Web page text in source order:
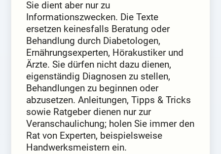
Sie dient aber nur zu
Informationszwecken. Die Texte
ersetzen keinesfalls Beratung oder
Behandlung durch Diabetologen,
Ernährungsexperten, Hörakustiker und
Ärzte. Sie dürfen nicht dazu dienen,
eigenständig Diagnosen zu stellen,
Behandlungen zu beginnen oder
abzusetzen. Anleitungen, Tipps & Tricks
sowie Ratgeber dienen nur zur
Veranschaulichung; holen Sie immer den
Rat von Experten, beispielsweise
Handwerksmeistern ein.